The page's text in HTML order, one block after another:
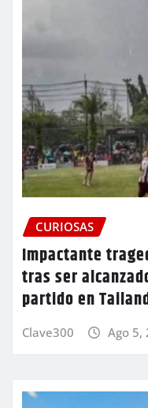
CURIOSAS
Impactante
tras ser
partido en
Clave300 Ago 5,